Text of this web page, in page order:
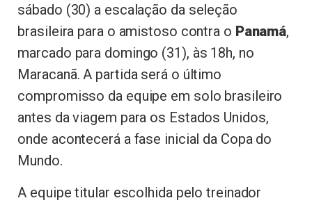
sábado (30) a escalação da seleção
brasileira para o amistoso contra o Panamá,
marcado para domingo (31), às 18h, no
Maracanã. A partida será o último
compromisso da equipe em solo brasileiro
antes da viagem para os Estados Unidos,
onde acontecerá a fase inicial da Copa do
Mundo.
A equipe titular escolhida pelo treinador